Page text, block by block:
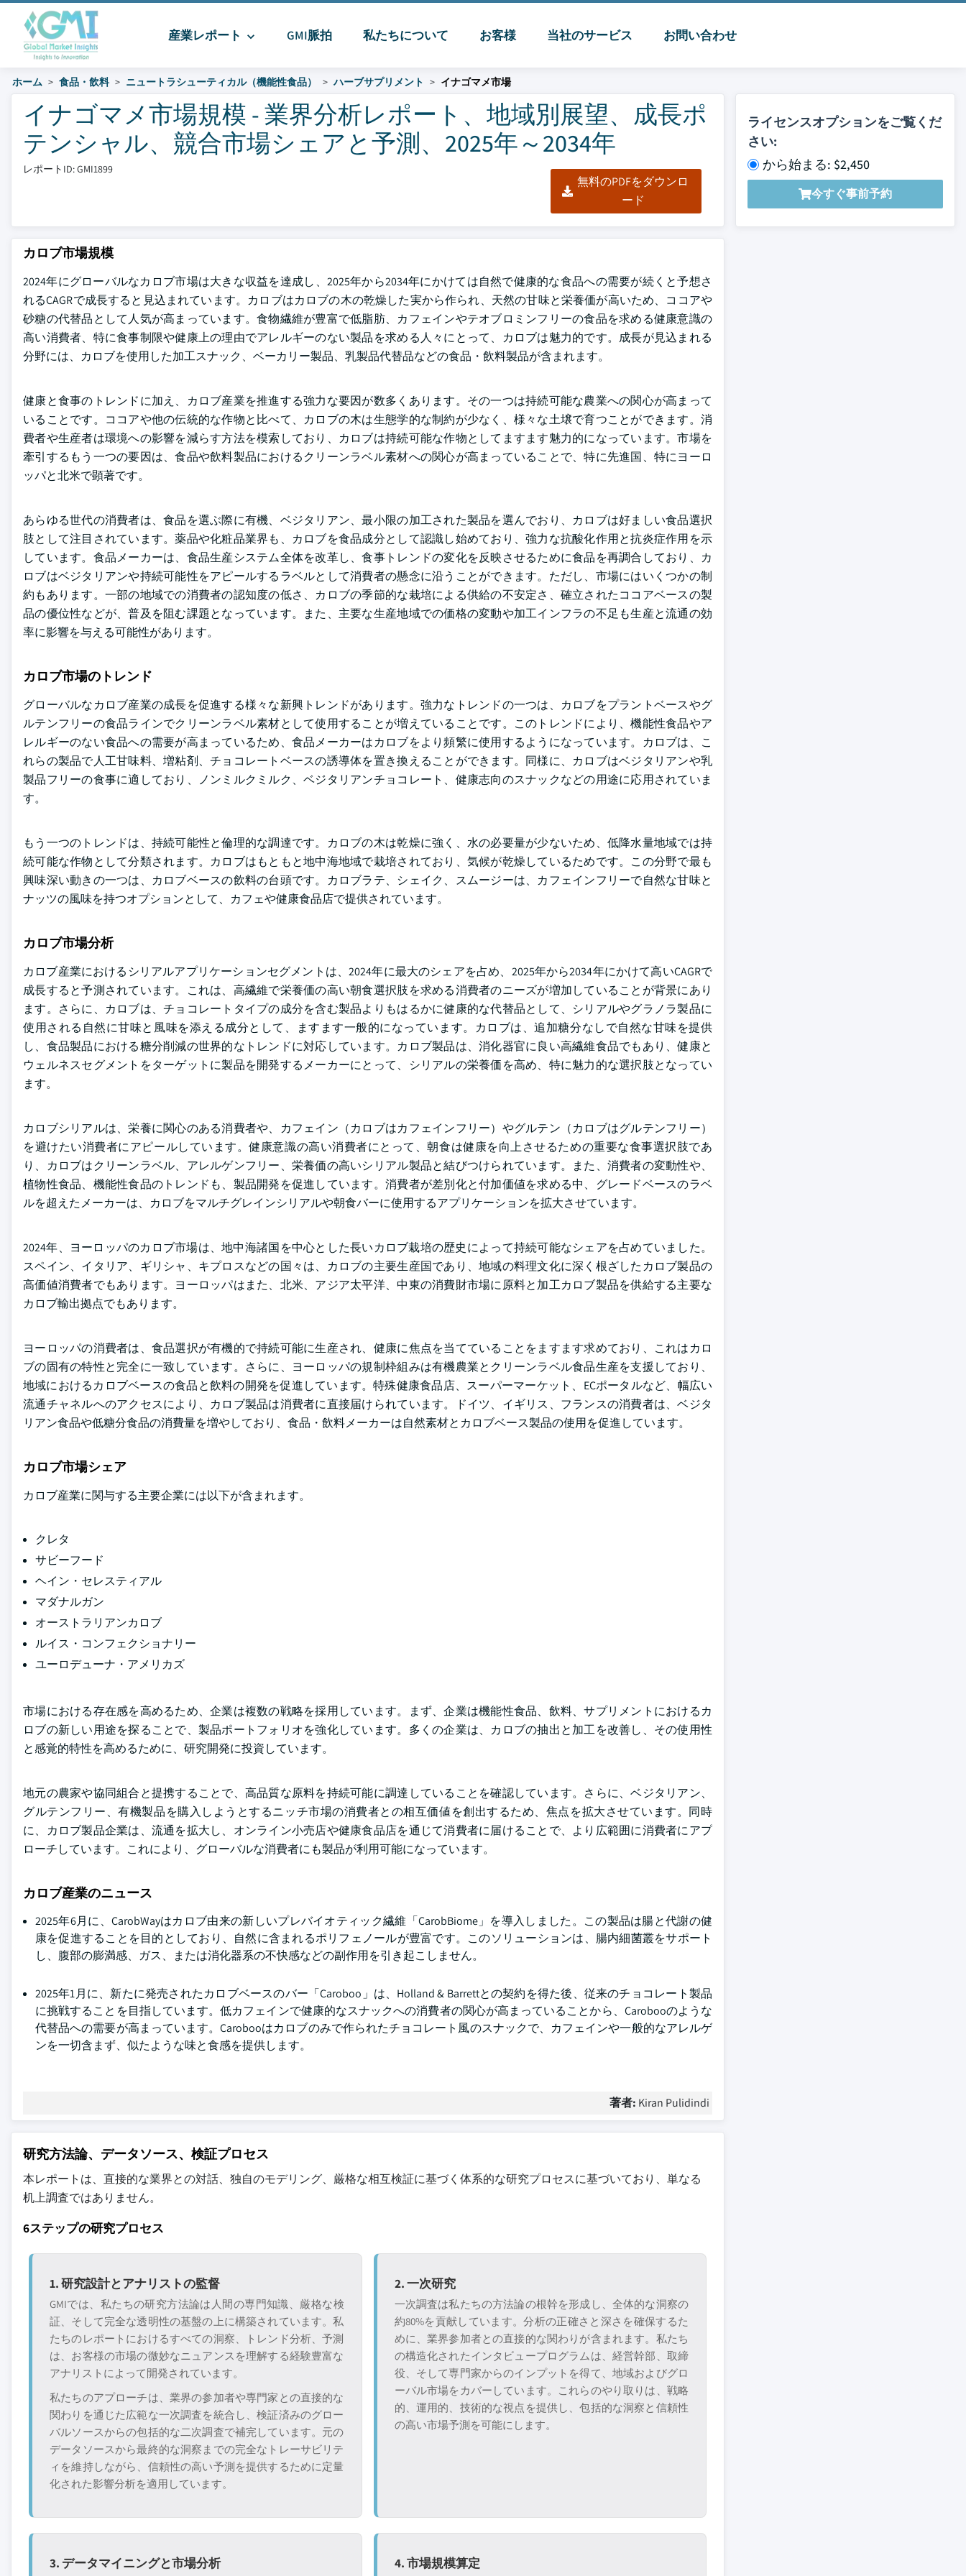
産業レポート GMI脈拍 私たちについて お客様 当社のサービス お問い合わせ
ホーム 食品・飲料 ニュートラシューティカル（機能性食品） ハーブサプリメント イナゴマメ市場
イナゴマメ市場規模 - 業界分析レポート、地域別展望、成長ポ
テンシャル、競合市場シェアと予測、2025年～2034年
レポートID: GMI1899
無料のPDFをダウンロ
ード
ライセンスオプションをご覧くだ
さい:
から始まる: $2,450
今すぐ事前予約
カロブ市場規模
2024年にグローバルなカロブ市場は大きな収益を達成し、2025年から2034年にかけては自然で健康的な食品への需要が続くと予想さ
れるCAGRで成長すると見込まれています。カロブはカロブの木の乾燥した実から作られ、天然の甘味と栄養価が高いため、ココアや
砂糖の代替品として人気が高まっています。食物繊維が豊富で低脂肪、カフェインやテオブロミンフリーの食品を求める健康意識の
高い消費者、特に食事制限や健康上の理由でアレルギーのない製品を求める人々にとって、カロブは魅力的です。成長が見込まれる
分野には、カロブを使用した加工スナック、ベーカリー製品、乳製品代替品などの食品・飲料製品が含まれます。
健康と食事のトレンドに加え、カロブ産業を推進する強力な要因が数多くあります。その一つは持続可能な農業への関心が高まって
いることです。ココアや他の伝統的な作物と比べて、カロブの木は生態学的な制約が少なく、様々な土壌で育つことができます。消
費者や生産者は環境への影響を減らす方法を模索しており、カロブは持続可能な作物としてますます魅力的になっています。市場を
牽引するもう一つの要因は、食品や飲料製品におけるクリーンラベル素材への関心が高まっていることで、特に先進国、特にヨーロ
ッパと北米で顕著です。
あらゆる世代の消費者は、食品を選ぶ際に有機、ベジタリアン、最小限の加工された製品を選んでおり、カロブは好ましい食品選択
肢として注目されています。薬品や化粧品業界も、カロブを食品成分として認識し始めており、強力な抗酸化作用と抗炎症作用を示
しています。食品メーカーは、食品生産システム全体を改革し、食事トレンドの変化を反映させるために食品を再調合しており、カ
ロブはベジタリアンや持続可能性をアピールするラベルとして消費者の懸念に沿うことができます。ただし、市場にはいくつかの制
約もあります。一部の地域での消費者の認知度の低さ、カロブの季節的な栽培による供給の不安定さ、確立されたココアベースの製
品の優位性などが、普及を阻む課題となっています。また、主要な生産地域での価格の変動や加工インフラの不足も生産と流通の効
率に影響を与える可能性があります。
カロブ市場のトレンド
グローバルなカロブ産業の成長を促進する様々な新興トレンドがあります。強力なトレンドの一つは、カロブをプラントベースやグ
ルテンフリーの食品ラインでクリーンラベル素材として使用することが増えていることです。このトレンドにより、機能性食品やア
レルギーのない食品への需要が高まっているため、食品メーカーはカロブをより頻繁に使用するようになっています。カロブは、こ
れらの製品で人工甘味料、増粘剤、チョコレートベースの誘導体を置き換えることができます。同様に、カロブはベジタリアンや乳
製品フリーの食事に適しており、ノンミルクミルク、ベジタリアンチョコレート、健康志向のスナックなどの用途に応用されていま
す。
もう一つのトレンドは、持続可能性と倫理的な調達です。カロブの木は乾燥に強く、水の必要量が少ないため、低降水量地域では持
続可能な作物として分類されます。カロブはもともと地中海地域で栽培されており、気候が乾燥しているためです。この分野で最も
興味深い動きの一つは、カロブベースの飲料の台頭です。カロブラテ、シェイク、スムージーは、カフェインフリーで自然な甘味と
ナッツの風味を持つオプションとして、カフェや健康食品店で提供されています。
カロブ市場分析
カロブ産業におけるシリアルアプリケーションセグメントは、2024年に最大のシェアを占め、2025年から2034年にかけて高いCAGRで
成長すると予測されています。これは、高繊維で栄養価の高い朝食選択肢を求める消費者のニーズが増加していることが背景にあり
ます。さらに、カロブは、チョコレートタイプの成分を含む製品よりもはるかに健康的な代替品として、シリアルやグラノラ製品に
使用される自然に甘味と風味を添える成分として、ますます一般的になっています。カロブは、追加糖分なしで自然な甘味を提供
し、食品製品における糖分削減の世界的なトレンドに対応しています。カロブ製品は、消化器官に良い高繊維食品でもあり、健康と
ウェルネスセグメントをターゲットに製品を開発するメーカーにとって、シリアルの栄養価を高め、特に魅力的な選択肢となってい
ます。
カロブシリアルは、栄養に関心のある消費者や、カフェイン（カロブはカフェインフリー）やグルテン（カロブはグルテンフリー）
を避けたい消費者にアピールしています。健康意識の高い消費者にとって、朝食は健康を向上させるための重要な食事選択肢であ
り、カロブはクリーンラベル、アレルゲンフリー、栄養価の高いシリアル製品と結びつけられています。また、消費者の変動性や、
植物性食品、機能性食品のトレンドも、製品開発を促進しています。消費者が差別化と付加価値を求める中、グレードベースのラベ
ルを超えたメーカーは、カロブをマルチグレインシリアルや朝食バーに使用するアプリケーションを拡大させています。
2024年、ヨーロッパのカロブ市場は、地中海諸国を中心とした長いカロブ栽培の歴史によって持続可能なシェアを占めていました。
スペイン、イタリア、ギリシャ、キプロスなどの国々は、カロブの主要生産国であり、地域の料理文化に深く根ざしたカロブ製品の
高価値消費者でもあります。ヨーロッパはまた、北米、アジア太平洋、中東の消費財市場に原料と加工カロブ製品を供給する主要な
カロブ輸出拠点でもあります。
ヨーロッパの消費者は、食品選択が有機的で持続可能に生産され、健康に焦点を当てていることをますます求めており、これはカロ
ブの固有の特性と完全に一致しています。さらに、ヨーロッパの規制枠組みは有機農業とクリーンラベル食品生産を支援しており、
地域におけるカロブベースの食品と飲料の開発を促進しています。特殊健康食品店、スーパーマーケット、ECポータルなど、幅広い
流通チャネルへのアクセスにより、カロブ製品は消費者に直接届けられています。ドイツ、イギリス、フランスの消費者は、ベジタ
リアン食品や低糖分食品の消費量を増やしており、食品・飲料メーカーは自然素材とカロブベース製品の使用を促進しています。
カロブ市場シェア
カロブ産業に関与する主要企業には以下が含まれます。
クレタ
サビーフード
ヘイン・セレスティアル
マダナルガン
オーストラリアンカロブ
ルイス・コンフェクショナリー
ユーロデューナ・アメリカズ
市場における存在感を高めるため、企業は複数の戦略を採用しています。まず、企業は機能性食品、飲料、サプリメントにおけるカ
ロブの新しい用途を探ることで、製品ポートフォリオを強化しています。多くの企業は、カロブの抽出と加工を改善し、その使用性
と感覚的特性を高めるために、研究開発に投資しています。
地元の農家や協同組合と提携することで、高品質な原料を持続可能に調達していることを確認しています。さらに、ベジタリアン、
グルテンフリー、有機製品を購入しようとするニッチ市場の消費者との相互価値を創出するため、焦点を拡大させています。同時
に、カロブ製品企業は、流通を拡大し、オンライン小売店や健康食品店を通じて消費者に届けることで、より広範囲に消費者にアプ
ローチしています。これにより、グローバルな消費者にも製品が利用可能になっています。
カロブ産業のニュース
2025年6月に、CarobWayはカロブ由来の新しいプレバイオティック繊維「CarobBiome」を導入しました。この製品は腸と代謝の健
康を促進することを目的としており、自然に含まれるポリフェノールが豊富です。このソリューションは、腸内細菌叢をサポート
し、腹部の膨満感、ガス、または消化器系の不快感などの副作用を引き起こしません。
2025年1月に、新たに発売されたカロブベースのバー「Caroboo」は、Holland & Barrettとの契約を得た後、従来のチョコレート製品
に挑戦することを目指しています。低カフェインで健康的なスナックへの消費者の関心が高まっていることから、Carobooのような
代替品への需要が高まっています。Carobooはカロブのみで作られたチョコレート風のスナックで、カフェインや一般的なアレルゲ
ンを一切含まず、似たような味と食感を提供します。
著者: Kiran Pulidindi
研究方法論、データソース、検証プロセス
本レポートは、直接的な業界との対話、独自のモデリング、厳格な相互検証に基づく体系的な研究プロセスに基づいており、単なる
机上調査ではありません。
6ステップの研究プロセス
1. 研究設計とアナリストの監督
GMIでは、私たちの研究方法論は人間の専門知識、厳格な検
証、そして完全な透明性の基盤の上に構築されています。私
たちのレポートにおけるすべての洞察、トレンド分析、予測
は、お客様の市場の微妙なニュアンスを理解する経験豊富な
アナリストによって開発されています。
私たちのアプローチは、業界の参加者や専門家との直接的な
関わりを通じた広範な一次調査を統合し、検証済みのグロー
バルソースからの包括的な二次調査で補完しています。元の
データソースから最終的な洞察までの完全なトレーサビリテ
ィを維持しながら、信頼性の高い予測を提供するために定量
化された影響分析を適用しています。
2. 一次研究
一次調査は私たちの方法論の根幹を形成し、全体的な洞察の
約80%を貢献しています。分析の正確さと深さを確保するた
めに、業界参加者との直接的な関わりが含まれます。私たち
の構造化されたインタビュープログラムは、経営幹部、取締
役、そして専門家からのインプットを得て、地域およびグロ
ーバル市場をカバーしています。これらのやり取りは、戦略
的、運用的、技術的な視点を提供し、包括的な洞察と信頼性
の高い市場予測を可能にします。
3. データマイニングと市場分析 4. 市場規模算定